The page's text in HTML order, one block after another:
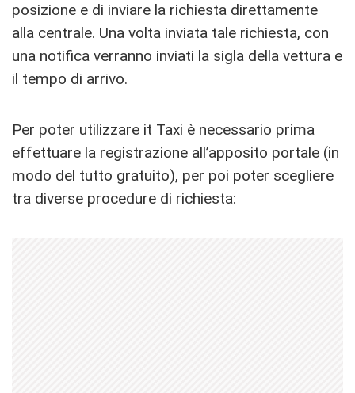
posizione e di inviare la richiesta direttamente
alla centrale. Una volta inviata tale richiesta, con
una notifica verranno inviati la sigla della vettura e
il tempo di arrivo.
Per poter utilizzare it Taxi è necessario prima
effettuare la registrazione all’apposito portale (in
modo del tutto gratuito), per poi poter scegliere
tra diverse procedure di richiesta: